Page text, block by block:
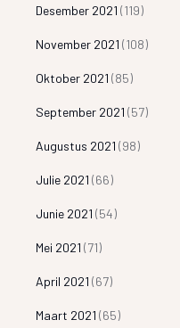
Desember 2021 (119)
November 2021 (108)
Oktober 2021 (85)
September 2021 (57)
Augustus 2021 (98)
Julie 2021 (66)
Junie 2021 (54)
Mei 2021 (71)
April 2021 (67)
Maart 2021 (65)